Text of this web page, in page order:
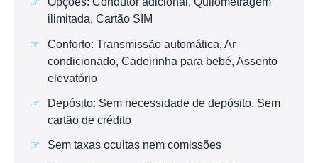
ilimitada, Cartão SIM
Conforto: Transmissão automática, Ar
condicionado, Cadeirinha para bebé, Assento
elevatório
Depósito: Sem necessidade de depósito, Sem
cartão de crédito
Sem taxas ocultas nem comissões